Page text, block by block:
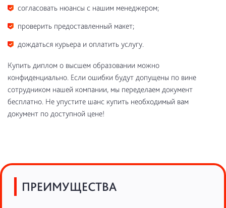
согласовать нюансы с нашим менеджером;
проверить предоставленный макет;
дождаться курьера и оплатить услугу.
Купить диплом о высшем образовании можно
конфиденциально. Если ошибки будут допущены по вине
сотрудником нашей компании, мы переделаем документ
бесплатно. Не упустите шанс купить необходимый вам
документ по доступной цене!
ПРЕИМУЩЕСТВА